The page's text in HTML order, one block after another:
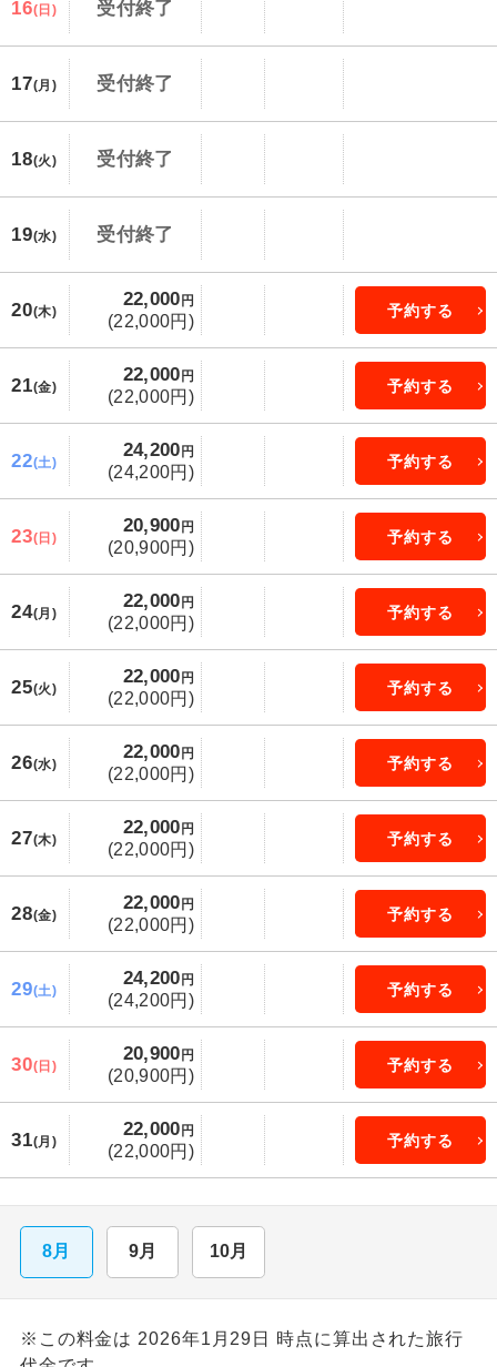
16(日) 受付終了
17(月) 受付終了
18(火) 受付終了
19(水) 受付終了
20(木)
22,000 円
(22,000円)
予約する
21(金)
22,000 円
(22,000円)
予約する
22(土)
24,200 円
(24,200円)
予約する
23(日)
20,900 円
(20,900円)
予約する
24(月)
22,000 円
(22,000円)
予約する
25(火)
22,000 円
(22,000円)
予約する
26(水)
22,000 円
(22,000円)
予約する
27(木)
22,000 円
(22,000円)
予約する
28(金)
22,000 円
(22,000円)
予約する
29(土)
24,200 円
(24,200円)
予約する
30(日)
20,900 円
(20,900円)
予約する
31(月)
22,000 円
(22,000円)
予約する
8月 9月 10月
※この料金は 2026年1月29日 時点に算出された旅行